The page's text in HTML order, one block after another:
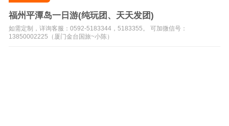
福州平潭岛一日游(纯玩团、天天发团)
如需定制，详询客服：0592-5183344，5183355。 可加微信号：
13850002225（厦门金台国旅~小陈）